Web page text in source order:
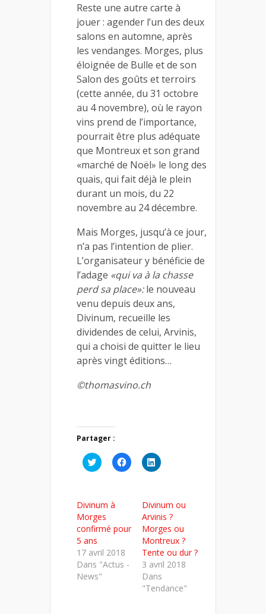
Reste une autre carte à
jouer : agender l’un des deux
salons en automne, après
les vendanges. Morges, plus
éloignée de Bulle et de son
Salon des goûts et terroirs
(cette année, du 31 octobre
au 4 novembre), où le rayon
vins prend de l’importance,
pourrait être plus adéquate
que Montreux et son grand
«marché de Noël» le long des
quais, qui fait déjà le plein
durant un mois, du 22
novembre au 24 décembre.
Mais Morges, jusqu’à ce jour,
n’a pas l’intention de plier.
L’organisateur y bénéficie de
l’adage «qui va à la chasse
perd sa place»:le nouveau
venu depuis deux ans,
Divinum, recueille les
dividendes de celui, Arvinis,
qui a choisi de quitter le lieu
après vingt éditions…
©thomasvino.ch
Partager :
Cliquez
pour
dans
une
nouvelle
fenêtre)
Cliquez
pour
nouvelle
fenêtre)
Cliquez
pour
une
nouvelle
fenêtre)
Divinum à
Morges
confirmé pour
5 ans
17 avril 2018
Dans "Actus -
News"
Divinum ou
Arvinis ?
Morges ou
Montreux ?
Tente ou dur ?
3 avril 2018
Dans
"Tendance"